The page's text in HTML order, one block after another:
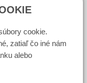
cookie.
zatiaľ čo iné nám
alebo